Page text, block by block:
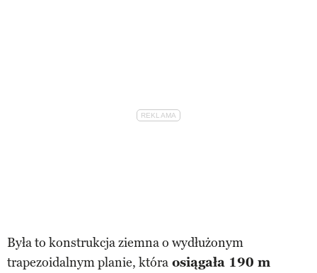
Była to konstrukcja ziemna o wydłużonym
trapezoidalnym planie, która osiągała 190 m